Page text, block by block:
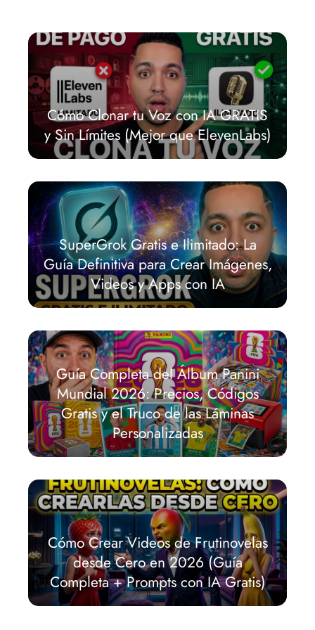
Cómo Clonar tu Voz con IA GRATIS
y Sin Límites (Mejor que ElevenLabs)
SuperGrok Gratis e Ilimitado: La
Guía Definitiva para Crear Imágenes,
Videos y Apps con IA
Guía Completa del Álbum Panini
Mundial 2026: Precios, Códigos
Gratis y el Truco de las Láminas
Personalizadas
Cómo Crear Videos de Frutinovelas
desde Cero en 2026 (Guía
Completa + Prompts con IA Gratis)